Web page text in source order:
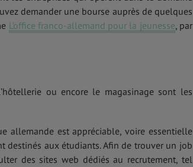
demander une bourse auprès de quelques
L’office franco-allemand pour la jeunesse, par
ou encore le magasinage sont les
allemande est appréciable, voire essentielle
destinés aux étudiants. Afin de trouver un job
des sites web dédiés au recrutement, tel